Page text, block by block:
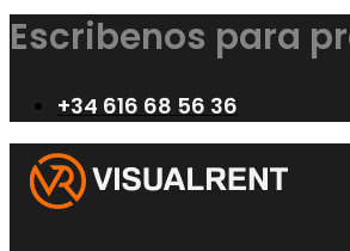
Escribenos para
+34 616 68 56 36